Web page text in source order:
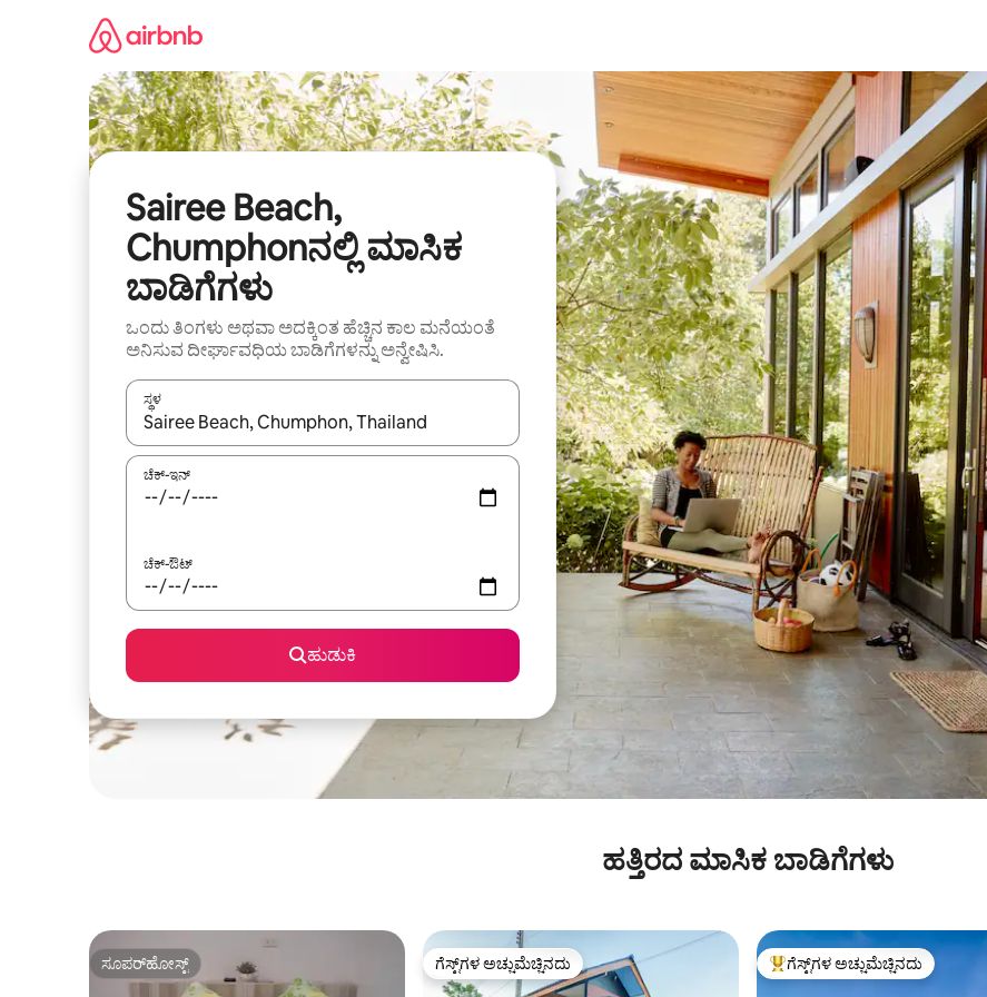
Sairee Beach,
Chumphonನಲ್ಲಿ ಮಾಸಿಕ
ಬಾಡಿಗೆಗಳು
ಒಂದು ತಿಂಗಳು ಅಥವಾ ಅದಕ್ಕಿಂತ ಹೆಚ್ಚಿನ ಕಾಲ ಮನೆಯಂತೆ
ಅನಿಸುವ ದೀರ್ಘಾವಧಿಯ ಬಾಡಿಗೆಗಳನ್ನು ಅನ್ವೇಷಿಸಿ.
ಸ್ಥಳ
ಫಲಿತಾಂಶಗಳು ಲಭ್ಯವಿರುವಾಗ, ಅಪ್ ಮತ್ತು ಡೌನ್ ಬಾಣದ ಕೀಲಿಗಳೊಂದಿಗೆ ನ್ಯಾವಿಗೇಟ್ ಮಾಡಿ ಅಥವಾ ಸ್ಪರ್ಶ ಅಥವಾ ಸ್ವೈಪ್ ಗೆಸ್ಚರ್‌ಗಳ ಮೂಲಕ ಅನ್ವೇಷಿಸಿ.
ಚೆಕ್-ಇನ್
ಚೆಕ್-ಔಟ್
ಹುಡುಕಿ
ಹತ್ತಿರದ ಮಾಸಿಕ ಬಾಡಿಗೆಗಳು
ಸೂಪರ್‌ಹೋಸ್ಟ್
ಸೂಪರ್‌ಹೋಸ್ಟ್ ಗೆಸ್ಟ್‌ಗಳ ಅಚ್ಚುಮೆಚ್ಚಿನದು
ಗೆಸ್ಟ್‌ಗಳ ಅಚ್ಚುಮೆಚ್ಚಿನದು ಗೆಸ್ಟ್‌ಗಳಿಗೆ ಅತಿ ಹೆಚ್ಚು ಅಚ್ಚುಮೆಚ್ಚಿನದು
ಗೆಸ್ಟ್‌ಗಳ ಅಚ್ಚುಮೆಚ್ಚಿನದು